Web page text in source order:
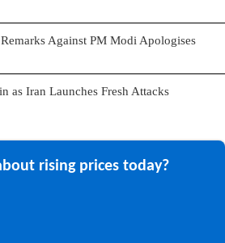
Against PM Modi Apologises
as Iran Launches Fresh Attacks
rising prices today?